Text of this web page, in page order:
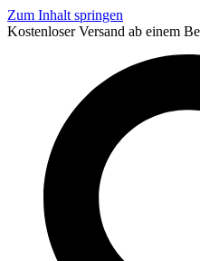
Zum Inhalt springen
Kostenloser Versand ab einem